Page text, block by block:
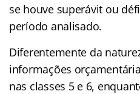
se houve superávit ou
período analisado.
Diferentemente da
informações
nas classes 5 e 6,